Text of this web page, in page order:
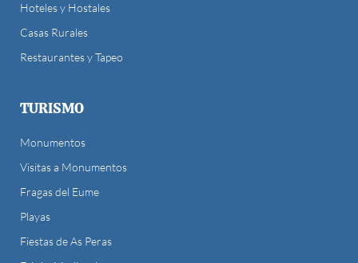
Hoteles y Hostales
Casas Rurales
Restaurantes y Tapeo
TURISMO
Monumentos
Visitas a Monumentos
Fragas del Eume
Playas
Fiestas de As Peras